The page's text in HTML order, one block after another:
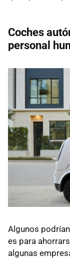
Coches
personal
Algunos
es para
algunas